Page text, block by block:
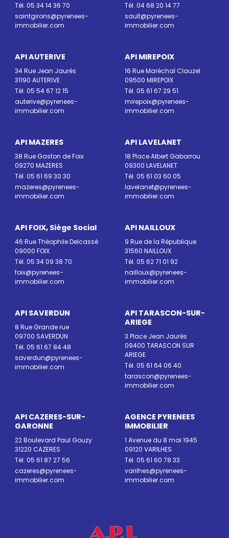
Tél. 05 34 14 36 70
saintgirons@pyrenees-
immobilier.com
Tél. 04 68 20 14 77
sault@pyrenees-
immobilier.com
API AUTERIVE
34 Rue Jean Jaurès
31190 AUTERIVE
Tél. 05 54 67 12 15
auterive@pyrenees-
immobilier.com
API MIREPOIX
16 Rue Maréchal Clauzel
09500 MIREPOIX
Tél. 05 61 67 29 51
mirepoix@pyrenees-
immobilier.com
API MAZERES
38 Rue Gaston de Foix
09270 MAZERES
Tél. 05 61 69 30 30
mazeres@pyrenees-
immobilier.com
API LAVELANET
18 Place Albert Gabarrou
09300 LAVELANET
Tél. 05 61 03 60 05
lavelanet@pyrenees-
immobilier.com
API FOIX, Siège Social
46 Rue Théophile Delcassé
09000 FOIX
Tél. 05 34 09 38 70
foix@pyrenees-
immobilier.com
API NAILLOUX
9 Rue de la République
31560 NAILLOUX
Tél. 05 62 71 01 92
nailloux@pyrenees-
immobilier.com
API SAVERDUN
8 Rue Grande rue
09700 SAVERDUN
Tél. 05 61 67 84 48
saverdun@pyrenees-
immobilier.com
API TARASCON-SUR-
ARIEGE
3 Place Jean Jaurès
09400 TARASCON SUR
ARIEGE
Tél. 05 61 64 06 40
tarascon@pyrenees-
immobilier.com
API CAZERES-SUR-
GARONNE
22 Boulevard Paul Gouzy
31220 CAZERES
Tél. 05 61 87 27 56
cazeres@pyrenees-
immobilier.com
AGENCE PYRENEES
IMMOBILIER
1 Avenue du 8 mai 1945
09120 VARILHES
Tél. 05 61 60 78 33
varilhes@pyrenees-
immobilier.com